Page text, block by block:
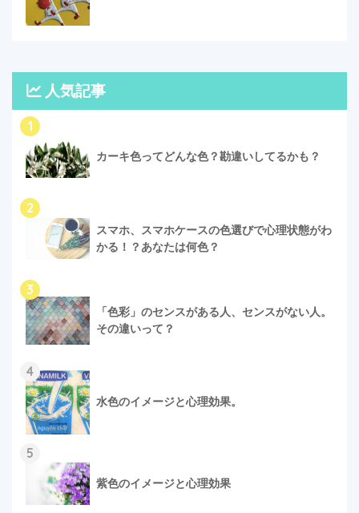
人気記事
1
カーキ色ってどんな色？勘違いしてるかも？
2
スマホ、スマホケースの色選びで心理状態がわ
かる！？あなたは何色？
3
「色彩」のセンスがある人、センスがない人。
その違いって？
4
水色のイメージと心理効果。
5
紫色のイメージと心理効果